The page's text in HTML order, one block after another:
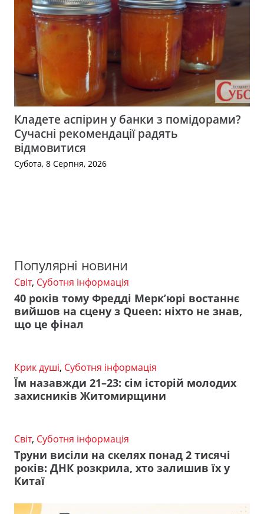
Кладете аспірин у банки з помідорами?
Сучасні рекомендації радять
відмовитися
Субота, 8 Серпня, 2026
Популярні новини
Світ, Суботня інформація
40 років тому Фредді Мерк’юрі востаннє
вийшов на сцену з Queen: ніхто не знав,
що це фінал
Крик душі, Суботня інформація
Їм назавжди 21–23: сім історій молодих
захисників Житомирщини
Світ, Суботня інформація
Труни висіли на скелях понад 2 тисячі
років: ДНК розкрила, хто залишив їх у
Китаї